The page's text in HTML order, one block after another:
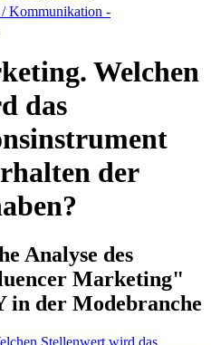
Kommunikation -
Welchen
das
der
Analyse des
Marketing"
in der Modebranche